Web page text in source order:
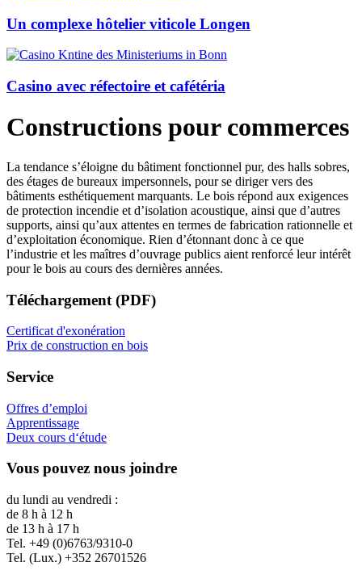
Un complexe hôtelier viticole Longen
Casino avec réfectoire et cafétéria
Constructions pour commerces
La tendance s’éloigne du bâtiment fonctionnel pur, des halls sobres,
des étages de bureaux impersonnels, pour se diriger vers des
bâtiments esthétiquement marquants. Le bois répond aux exigences
de protection incendie et d’isolation acoustique, ainsi que d’autres
supports, ainsi qu’aux attentes en termes de fabrication rationnelle et
d’exploitation économique. Rien d’étonnant donc à ce que
l’industrie et les maîtres d’ouvrage publics aient renforcé leur intérêt
pour le bois au cours des dernières années.
Téléchargement (PDF)
Certificat d'exonération
Prix de construction en bois
Service
Offres d’emploi
Apprentissage
Deux cours d‘étude
Vous pouvez nous joindre
du lundi au vendredi :
de 8 h à 12 h
de 13 h à 17 h
Tel. +49 (0)6763/9310-0
Tel. (Lux.) +352 26701526